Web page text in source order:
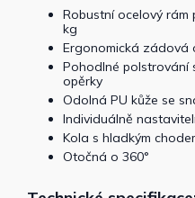
Robustní ocelový
kg
Ergonomická zádová
Pohodlné polstrování
opěrky
Odolná PU kůže se
Individuálně
Kola s hladkým
Otočná o 360°